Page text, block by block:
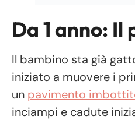
Da 1 anno: Il
Il bambino sta già
iniziato a muovere i
un pavimento
inciampi e cadute